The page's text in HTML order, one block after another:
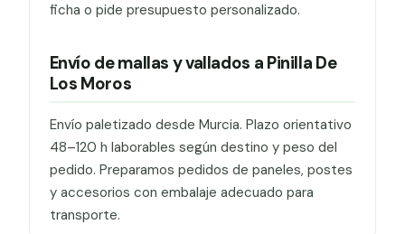
ficha o pide presupuesto personalizado.
Envío de mallas y vallados a Pinilla De
Los Moros
Envío paletizado desde Murcia. Plazo orientativo
48–120 h laborables según destino y peso del
pedido. Preparamos pedidos de paneles, postes
y accesorios con embalaje adecuado para
transporte.